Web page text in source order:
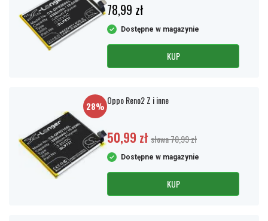
78,99 zł
Dostępne w magazynie
KUP
28% Oppo Reno2 Z i inne
50,99 zł słowa 70,99 zł
Dostępne w magazynie
KUP